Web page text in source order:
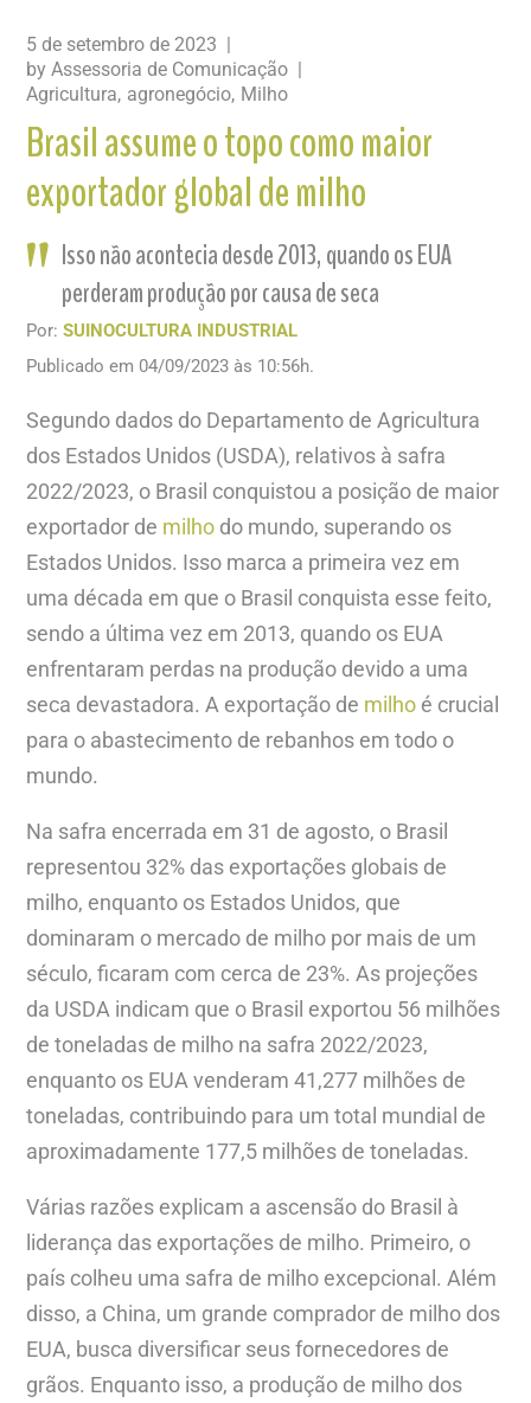
5 de setembro de 2023
byAssessoria de Comunicação
Agricultura agronegócio Milho
Brasil assume o topo como maior
exportador global de milho
Isso não acontecia desde 2013, quando os EUA
perderam produção por causa de seca
Por:SUINOCULTURA INDUSTRIAL
Publicado em 04/09/2023 às 10:56h.
Segundo dados do Departamento de Agricultura
dos Estados Unidos (USDA), relativos à safra
2022/2023, o Brasil conquistou a posição de maior
exportador de milho do mundo, superando os
Estados Unidos. Isso marca a primeira vez em
uma década em que o Brasil conquista esse feito,
sendo a última vez em 2013, quando os EUA
enfrentaram perdas na produção devido a uma
seca devastadora. A exportação de milho é crucial
para o abastecimento de rebanhos em todo o
mundo.
Na safra encerrada em 31 de agosto, o Brasil
representou 32% das exportações globais de
milho, enquanto os Estados Unidos, que
dominaram o mercado de milho por mais de um
século, ficaram com cerca de 23%. As projeções
da USDA indicam que o Brasil exportou 56 milhões
de toneladas de milho na safra 2022/2023,
enquanto os EUA venderam 41,277 milhões de
toneladas, contribuindo para um total mundial de
aproximadamente 177,5 milhões de toneladas.
Várias razões explicam a ascensão do Brasil à
liderança das exportações de milho. Primeiro, o
país colheu uma safra de milho excepcional. Além
disso, a China, um grande comprador de milho dos
EUA, busca diversificar seus fornecedores de
grãos. Enquanto isso, a produção de milho dos